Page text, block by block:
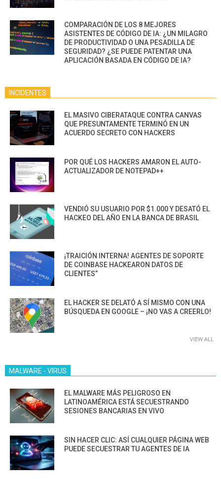
COMPARACIÓN DE LOS 8 MEJORES
ASISTENTES DE CÓDIGO DE IA: ¿UN MILAGRO
DE PRODUCTIVIDAD O UNA PESADILLA DE
SEGURIDAD? ¿SE PUEDE PATENTAR UNA
APLICACIÓN BASADA EN CÓDIGO DE IA?
INCIDENTES
EL MASIVO CIBERATAQUE CONTRA CANVAS
QUE PRESUNTAMENTE TERMINÓ EN UN
ACUERDO SECRETO CON HACKERS
POR QUÉ LOS HACKERS AMARON EL AUTO-
ACTUALIZADOR DE NOTEPAD++
VENDIÓ SU USUARIO POR $1.000 Y DESATÓ EL
HACKEO DEL AÑO EN LA BANCA DE BRASIL
¡TRAICIÓN INTERNA! AGENTES DE SOPORTE
DE COINBASE HACKEARON DATOS DE
CLIENTES”
EL HACKER SE DELATÓ A SÍ MISMO CON UNA
BÚSQUEDA EN GOOGLE – ¡NO VAS A CREERLO!
VIEW ALL
MALWARE - VIRUS
EL MALWARE MÁS PELIGROSO EN
LATINOAMÉRICA ESTÁ SECUESTRANDO
SESIONES BANCARIAS EN VIVO
SIN HACER CLIC: ASÍ CUALQUIER PÁGINA WEB
PUEDE SECUESTRAR TU AGENTES DE IA